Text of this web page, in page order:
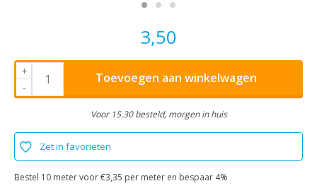
3,50
+
-
Toevoegen aan winkelwagen
Voor 15.30 besteld, morgen in huis
Zet in favorieten
Bestel 10 meter voor €3,35 per meter en bespaar 4%